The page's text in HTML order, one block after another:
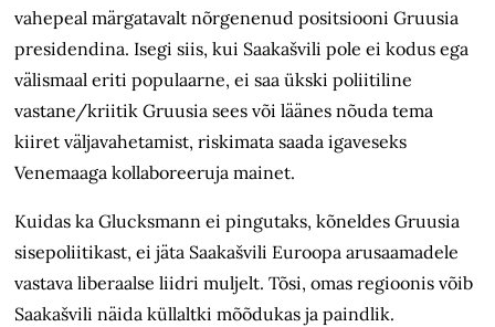
vahepeal märgatavalt nõrgenenud positsiooni Gruusia
presidendina. Isegi siis, kui Saakašvili pole ei kodus ega
välismaal eriti populaarne, ei saa ükski poliitiline
vastane/kriitik Gruusia sees või läänes nõuda tema
kiiret väljavahetamist, riskimata saada igaveseks
Venemaaga kollaboreeruja mainet.
Kuidas ka Glucksmann ei pingutaks, kõneldes Gruusia
sisepoliitikast, ei jäta Saakašvili Euroopa arusaamadele
vastava liberaalse liidri muljelt. Tõsi, omas regioonis võib
Saakašvili näida küllaltki mõõdukas ja paindlik.